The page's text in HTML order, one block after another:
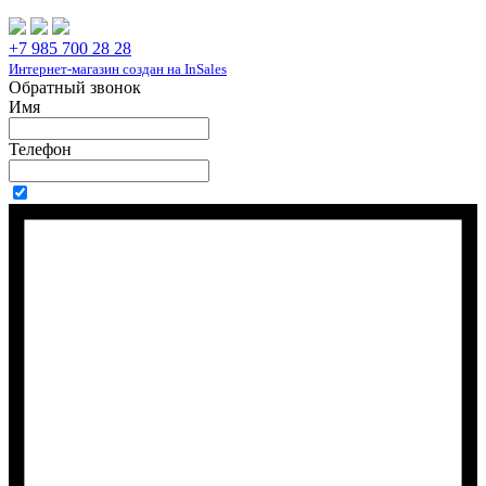
+7 985 700 28 28
Интернет-магазин создан на InSales
Обратный звонок
Имя
Телефон